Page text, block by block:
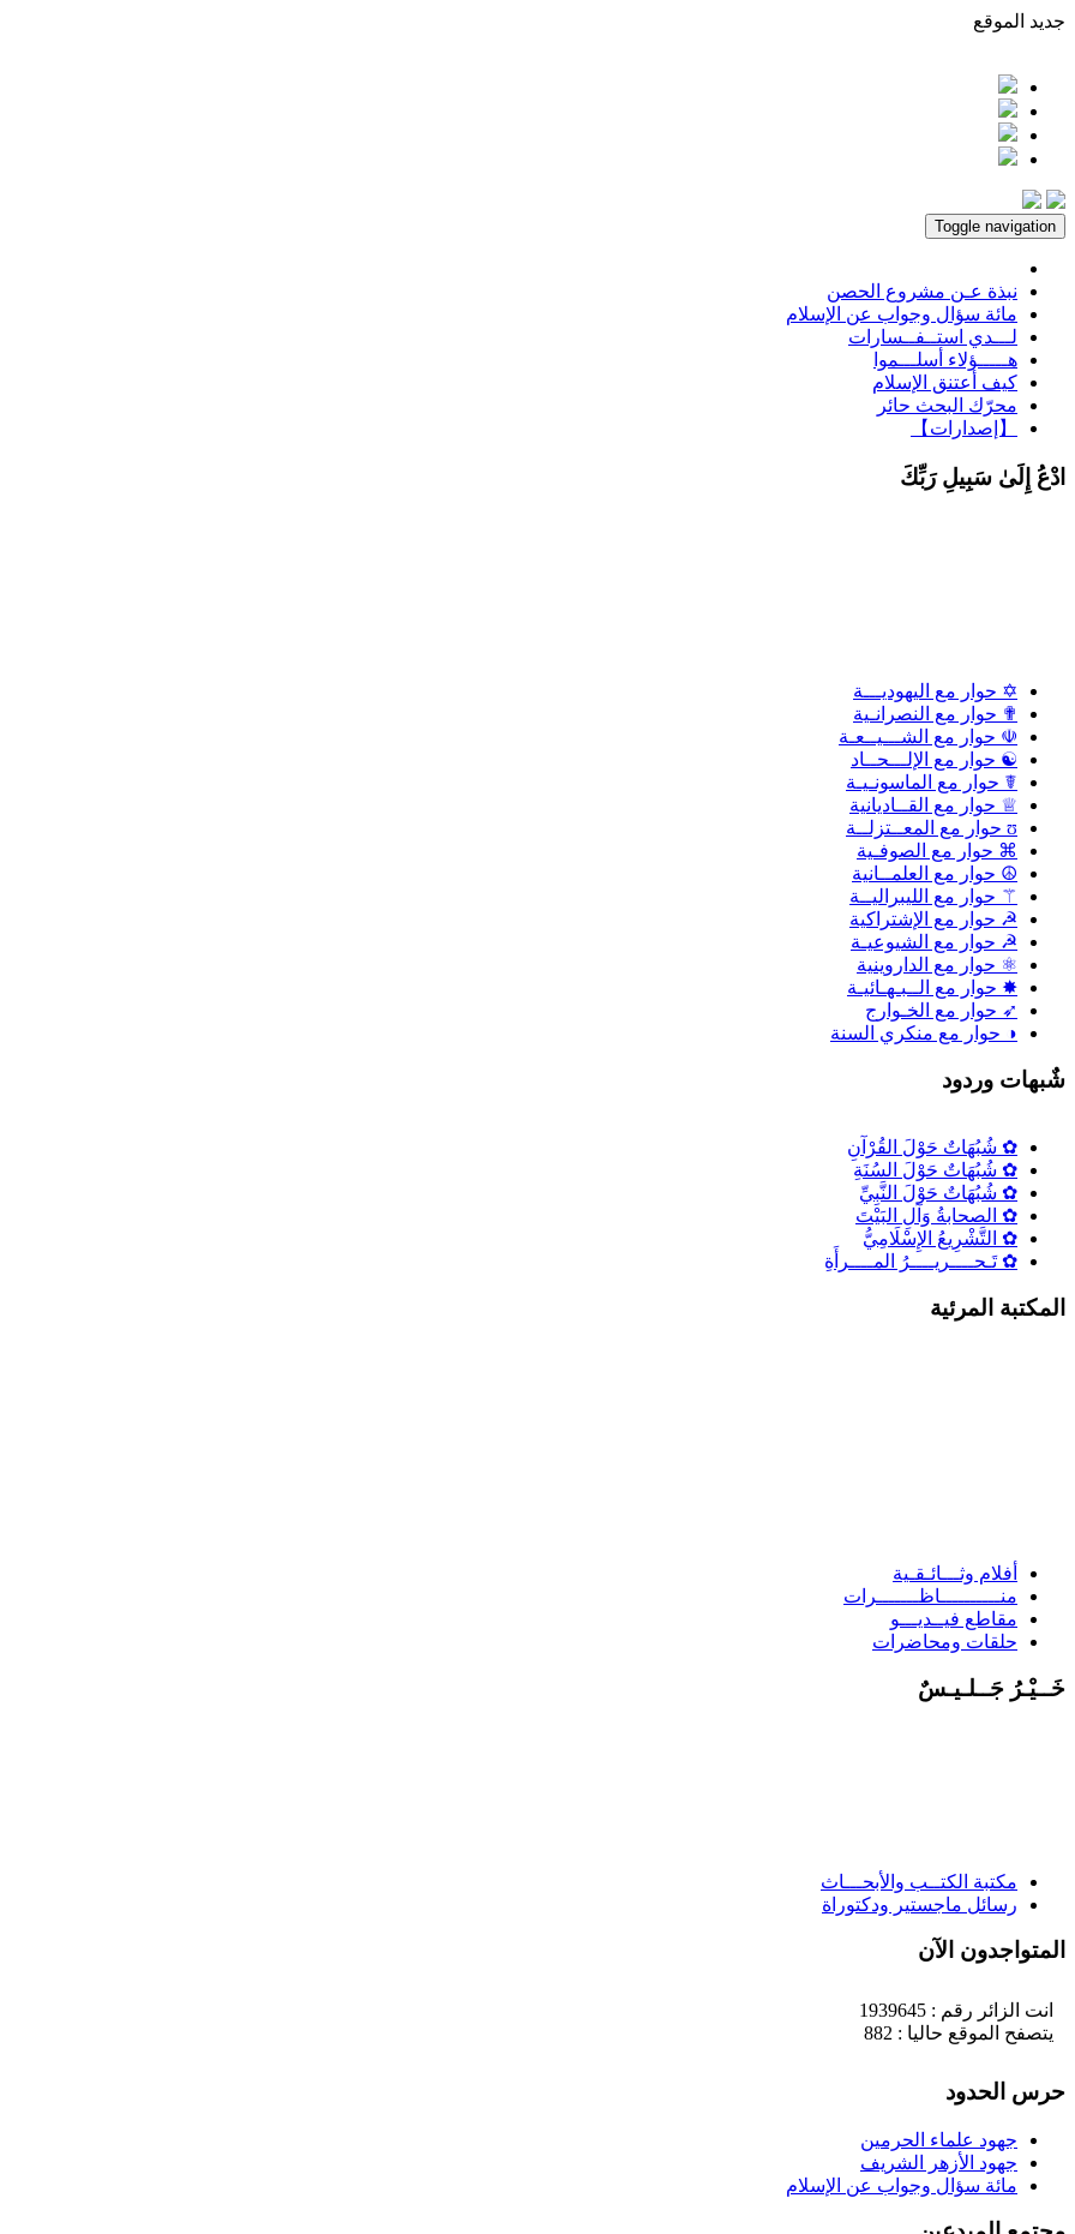
جديد الموقع
Toggle navigation
نبذة عـن مشروع الحصن
مائة سؤال وجواب عن الإسلام
لـــدي استــفــسارات
هـــــؤلاء أسلـــموا
كيف أعتنق الإسلام
محرّك البحث حائر
【إصدارات】
ادْعُ إِلَىٰ سَبِيلِ رَبِّكَ
✡ حوار مع اليهوديـــة
✟ حوار مع النصرانـية
☫ حوار مع الشـــيــعـة
☯ حوار مع الإلـــحــاد
☤ حوار مع الماسونـيـة
♕ حوار مع القــاديانية
ʊ حوار مع المعــتزلــة
⌘ حوار مع الصوفـية
☮ حوار مع العلمــانية
⚚ حوار مع الليبراليــة
☭ حوار مع الإشتراكية
☭ حوار مع الشيوعيـة
⚛ حوار مع الداروينية
✸ حوار مع الــبـهـائيـة
➶ حوار مع الخـوارج
◑ حوار مع منكري السنة
شٌبهات وردود
✿ شُبُهَاتٌ حَوْلَ القُرْآنِ
✿ شُبُهَاتٌ حَوْلَ السُنَةِ
✿ شُبُهَاتٌ حَوْلَ النَّبِيِّ
✿ الصحابةُ وَآلِ البَيْتَ
✿ التَّشْرِيعُ الإِسْلَامِيُّ
✿ تَـحــــريــــرُ المــــرأَةِ
المكتبة المرئية
أفلام وثـــائـقـية
منــــــــــاظـــــــرات
مقاطع فيــديـــو
حلقات ومحاضرات
خَــيْـرُ جَــلـيـسٌ
مكتبة الكتــب والأبحـــاث
رسائل ماجستير ودكتوراة
المتواجدون الآن
انت الزائر رقم : 1939645
يتصفح الموقع حاليا : 882
حرس الحدود
جهود علماء الحرمين
جهود الأزهر الشريف
مائة سؤال وجواب عن الإسلام